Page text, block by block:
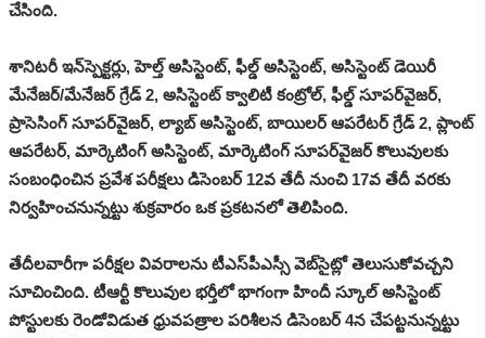
చేసింది.
శానిటరీ ఇన్‌స్పెక్టర్లు, హెల్త్ అసిస్టెంట్, ఫీల్డ్ అసిస్టెంట్, అసిస్టెంట్ డెయిరీ
మేనేజర్/మేనేజర్ గ్రేడ్ 2, అసిస్టెంట్ క్వాలిటీ కంట్రోల్, ఫీల్డ్ సూపర్‌వైజర్,
ప్రాసెసింగ్ సూపర్‌వైజర్, ల్యాబ్ అసిస్టెంట్, బాయిలర్ ఆపరేటర్ గ్రేడ్ 2, ప్లాంట్
ఆపరేటర్, మార్కెటింగ్ అసిస్టెంట్, మార్కెటింగ్ సూపర్‌వైజర్ కొలువులకు
సంబంధించిన ప్రవేశ పరీక్షలు డిసెంబర్ 12వ తేదీ నుంచి 17వ తేదీ వరకు
నిర్వహించనున్నట్టు శుక్రవారం ఒక ప్రకటనలో తెలిపింది.
తేదీలవారీగా పరీక్షల వివరాలను టీఎస్‌పీఎస్సీ వెబ్‌సైట్లో తెలుసుకోవచ్చని
సూచించింది. టీఆర్టీ కొలువుల భర్తీలో భాగంగా హిందీ స్కూల్ అసిస్టెంట్
పోస్టులకు రెండోవిడుత ధ్రువపత్రాల పరిశీలన డిసెంబర్ 4న చేపట్టనున్నట్టు